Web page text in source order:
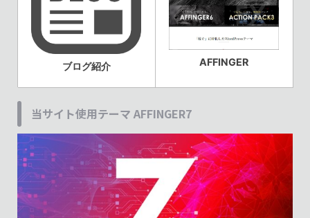
ブログ紹介 AFFINGER
当サイト使用テーマ AFFINGER7